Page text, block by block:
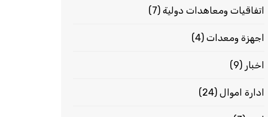
اتفاقيات ومعاهدات دولية (7)
اجهزة ومعدات (4)
اخبار (9)
ادارة اموال (24)